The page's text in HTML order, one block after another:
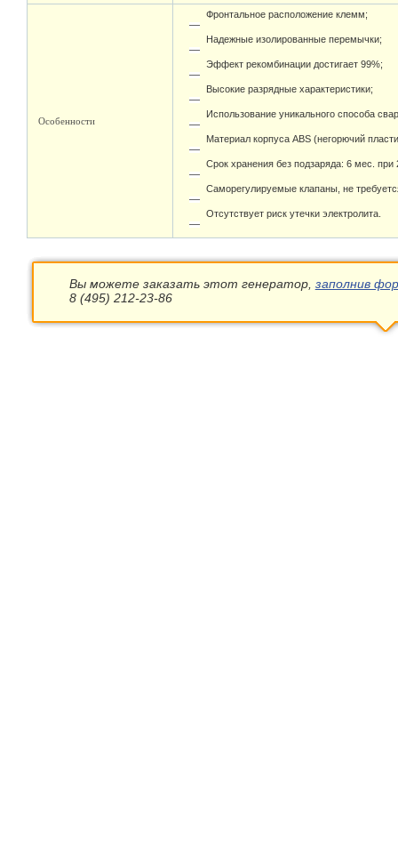
Особенности
Фронтальное расположение клемм;
Надежные изолированные перемычки;
Эффект рекомбинации достигает 99%;
Высокие разрядные характеристики;
Использование уникального способа
Материал корпуса ABS (негорючий
Срок хранения без подзаряда: 6 мес. при
Саморегулируемые клапаны, не
Отсутствует риск утечки электролита.
Вы можете заказать этот генератор, заполнив
8 (495) 212-23-86